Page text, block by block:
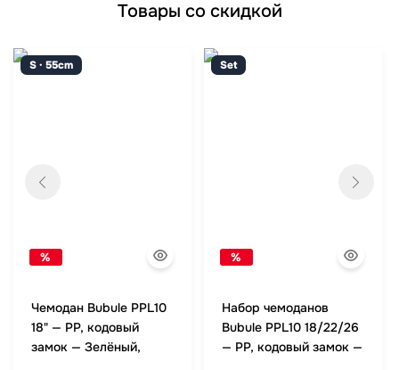
Товары со скидкой
S · 55cm
%
Чемодан Bubule PPL10
18" — PP, кодовый
замок — Зелёный,
Set
%
Набор чемоданов
Bubule PPL10 18/22/26
— PP, кодовый замок —